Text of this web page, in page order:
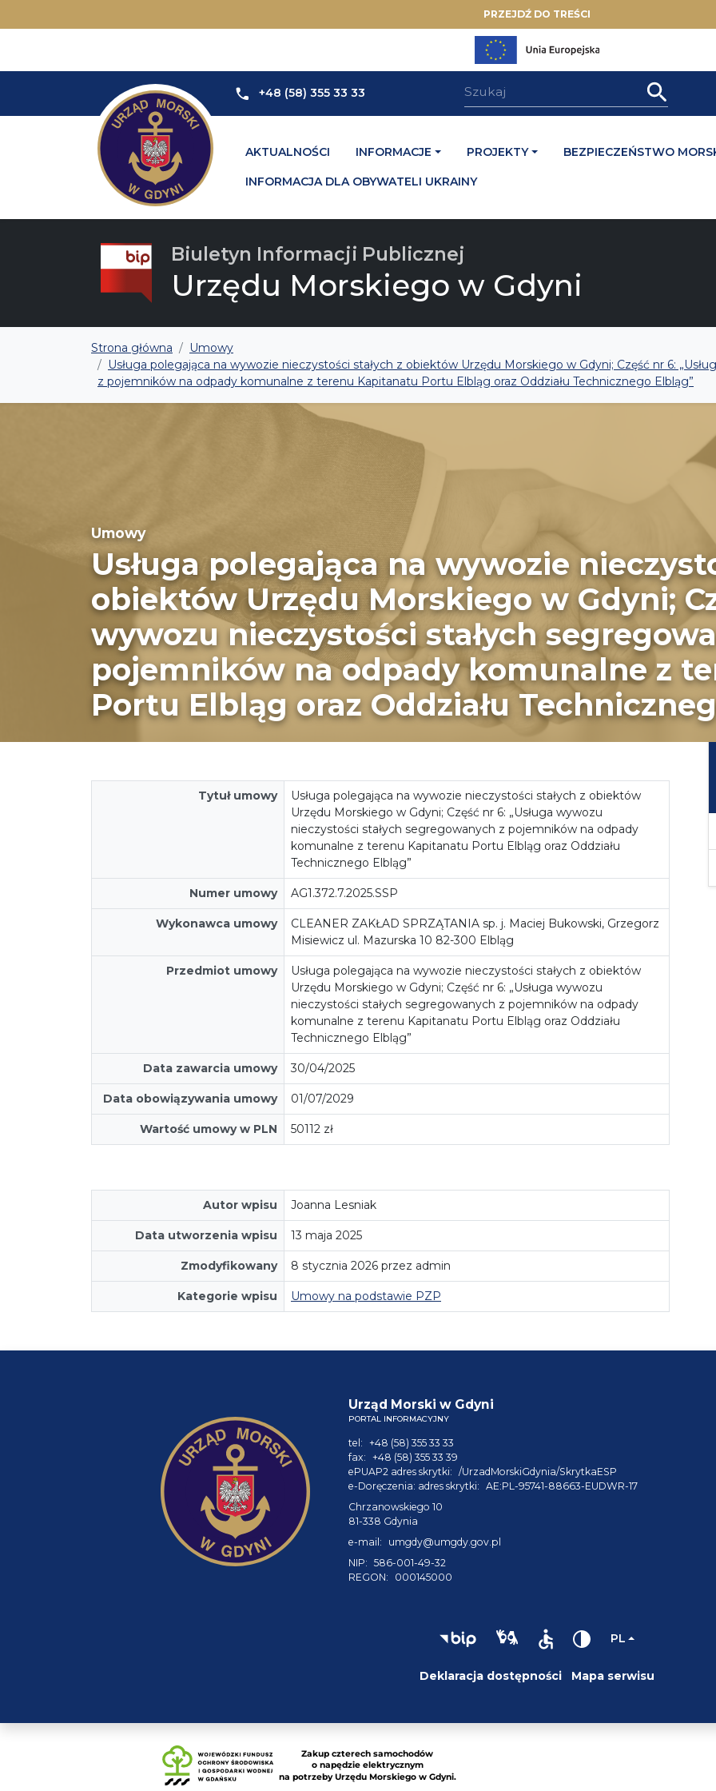
PRZEJDŹ DO TREŚCI
+48 (58) 355 33 33
AKTUALNOŚCI INFORMACJE PROJEKTY BEZPIECZEŃSTWO
INFORMACJA DLA OBYWATELI UKRAINY
Biuletyn Informacji Publicznej
Urzędu Morskiego w Gdyni
Strona główna
Umowy
Usługa polegająca na wywozie nieczystości stałych z obiektów Urzędu Morskiego w Gdyni; Część nr 6:
z pojemników na odpady komunalne z terenu Kapitanatu Portu Elbląg oraz Oddziału Technicznego Elbląg”
Umowy
Usługa polegająca na wywozie
obiektów Urzędu Morskiego w Gdyni;
wywozu nieczystości stałych
pojemników na odpady komunalne z
Portu Elbląg oraz Oddziału
Tytuł umowy
Usługa polegająca na wywozie nieczystości stałych z obiektów
Urzędu Morskiego w Gdyni; Część nr 6: „Usługa wywozu
nieczystości stałych segregowanych z pojemników na odpady
komunalne z terenu Kapitanatu Portu Elbląg oraz Oddziału
Technicznego Elbląg”
Numer umowy AG1.372.7.2025.SSP
Wykonawca umowy
CLEANER ZAKŁAD SPRZĄTANIA sp. j. Maciej Bukowski, Grzegorz
Misiewicz ul. Mazurska 10 82-300 Elbląg
Przedmiot umowy
Usługa polegająca na wywozie nieczystości stałych z obiektów
Urzędu Morskiego w Gdyni; Część nr 6: „Usługa wywozu
nieczystości stałych segregowanych z pojemników na odpady
komunalne z terenu Kapitanatu Portu Elbląg oraz Oddziału
Technicznego Elbląg”
Data zawarcia umowy 30/04/2025
Data obowiązywania umowy 01/07/2029
Wartość umowy w PLN 50112 zł
Autor wpisu Joanna Lesniak
Data utworzenia wpisu 13 maja 2025
Zmodyfikowany 8 stycznia 2026 przez admin
Kategorie wpisu Umowy na podstawie PZP
Urząd Morski w Gdyni
PORTAL INFORMACYJNY
tel: +48 (58) 355 33 33
fax: +48 (58) 355 33 39
ePUAP2 adres skrytki: /UrzadMorskiGdynia/SkrytkaESP
e-Doręczenia: adres skrytki: AE:PL-95741-88663-EUDWR-17
Chrzanowskiego 10
81-338 Gdynia
e-mail:
umgdy@umgdy.gov.pl
NIP: 586-001-49-32
REGON:
000145000
PL
Deklaracja dostępności Mapa serwisu